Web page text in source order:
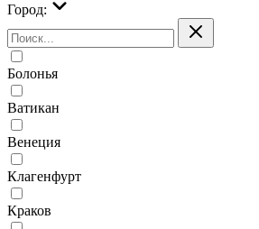
Город:
Болонья
Ватикан
Венеция
Клагенфурт
Краков